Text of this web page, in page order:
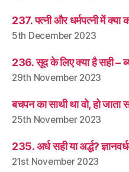
237. पत्नी और धर्मपत्नी में क्या
5th December 2023
236. सूद के लिए क्या है सही –
29th November 2023
बचपन का साथी था वो, हो
25th November 2023
235. अर्ध सही या अर्द्ध?
21st November 2023